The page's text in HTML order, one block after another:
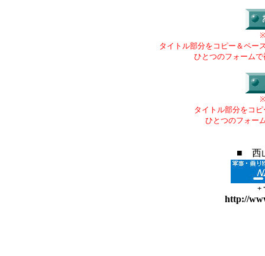
タイトル部分をコピー＆ペー
ひとつのフォーム
タイトル部分をコ
ひとつのフォー
■ 西
+
http://